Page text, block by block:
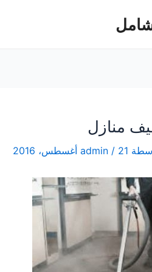
منازل
admin / 21 أغسطس، 2016